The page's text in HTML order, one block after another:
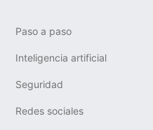
Paso a paso
Inteligencia artificial
Seguridad
Redes sociales